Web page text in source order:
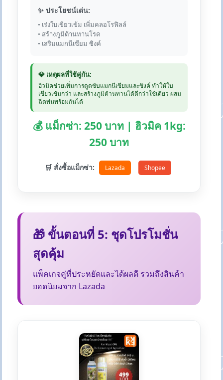
✨ ประโยชน์เด่น:
• เร่งใบเขียวเข้ม เพิ่มคลอโรฟิลล์
• สร้างภูมิต้านทานโรค
• เสริมแมกนีเซียม ซิงค์
💎 เหตุผลที่ใช้คู่กัน:
ฮิวมิคช่วยเพิ่มการดูดซับแมกนีเซียมและซิงค์ ทำให้ใบ
เขียวเข้มกว่า และสร้างภูมิต้านทานได้ดีกว่าใช้เดี่ยว ผสม
ฉีดพ่นพร้อมกันได้
💰 แม็กซ่า: 250 บาท | ฮิวมิค 1kg:
250 บาท
🛒 สั่งซื้อแม็กซ่า: Lazada Shopee
🎁 ขั้นตอนที่ 5: ชุดโปรโมชั่น
สุดคุ้ม
แพ็คเกจคู่ที่ประหยัดและได้ผลดี รวมถึงสินค้า
ยอดนิยมจาก Lazada